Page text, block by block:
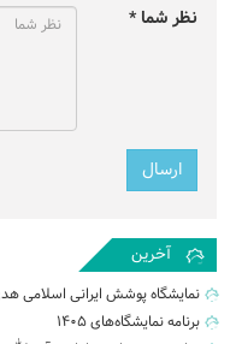
نظر شما *
آخرین
نمایشگاه پوشش ایرانی اسلامی
برنامه نمایشگاه‌های ۱۴۰۵